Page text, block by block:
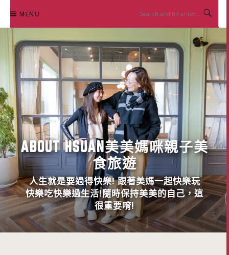
content
MENU
ABOUT HSUAN美美媽咪親子美
食旅遊
人生就是要過得快樂! 跟著美媽一起快樂玩
快樂吃快樂過生活!隨時保持美美的自己，這
很重要唷!